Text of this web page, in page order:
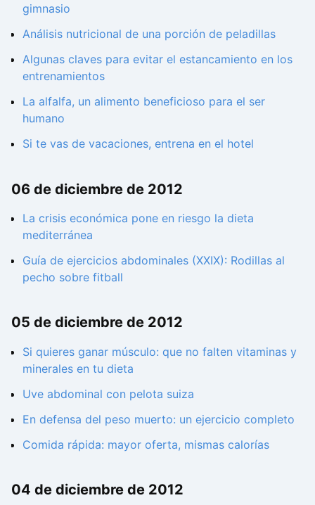
gimnasio
Análisis nutricional de una porción de peladillas
Algunas claves para evitar el estancamiento en los
entrenamientos
La alfalfa, un alimento beneficioso para el ser
humano
Si te vas de vacaciones, entrena en el hotel
06 de diciembre de 2012
La crisis económica pone en riesgo la dieta
mediterránea
Guía de ejercicios abdominales (XXIX): Rodillas al
pecho sobre fitball
05 de diciembre de 2012
Si quieres ganar músculo: que no falten vitaminas y
minerales en tu dieta
Uve abdominal con pelota suiza
En defensa del peso muerto: un ejercicio completo
Comida rápida: mayor oferta, mismas calorías
04 de diciembre de 2012